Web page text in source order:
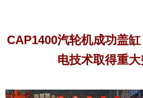
CAP1400汽轮机成功盖
电技术取得重